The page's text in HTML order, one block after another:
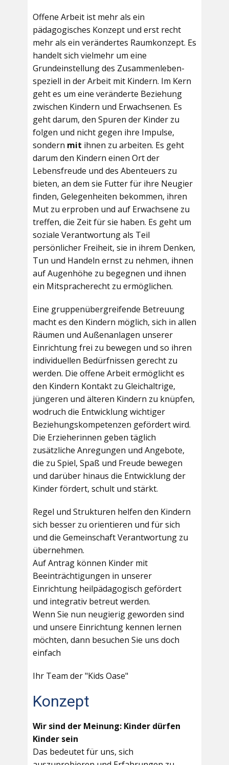
Offene Arbeit ist mehr als ein
pädagogisches Konzept und erst recht
mehr als ein verändertes Raumkonzept. Es
handelt sich vielmehr um eine
Grundeinstellung des Zusammenleben-
speziell in der Arbeit mit Kindern. Im Kern
geht es um eine veränderte Beziehung
zwischen Kindern und Erwachsenen. Es
geht darum, den Spuren der Kinder zu
folgen und nicht gegen ihre Impulse,
sondern mit ihnen zu arbeiten. Es geht
darum den Kindern einen Ort der
Lebensfreude und des Abenteuers zu
bieten, an dem sie Futter für ihre Neugier
finden, Gelegenheiten bekommen, ihren
Mut zu erproben und auf Erwachsene zu
treffen, die Zeit für sie haben. Es geht um
soziale Verantwortung als Teil
persönlicher Freiheit, sie in ihrem Denken,
Tun und Handeln ernst zu nehmen, ihnen
auf Augenhöhe zu begegnen und ihnen
ein Mitspracherecht zu ermöglichen.
Eine gruppenübergreifende Betreuung
macht es den Kindern möglich, sich in allen
Räumen und Außenanlagen unserer
Einrichtung frei zu bewegen und so ihren
individuellen Bedürfnissen gerecht zu
werden. Die offene Arbeit ermöglicht es
den Kindern Kontakt zu Gleichaltrige,
jüngeren und älteren Kindern zu knüpfen,
wodruch die Entwicklung wichtiger
Beziehungskompetenzen gefördert wird.
Die Erzieherinnen geben täglich
zusätzliche Anregungen und Angebote,
die zu Spiel, Spaß und Freude bewegen
und darüber hinaus die Entwicklung der
Kinder fördert, schult und stärkt.
Regel und Strukturen helfen den Kindern
sich besser zu orientieren und für sich
und die Gemeinschaft Verantwortung zu
übernehmen.
Auf Antrag können Kinder mit
Beeinträchtigungen in unserer
Einrichtung heilpädagogisch gefördert
und integrativ betreut werden.
Wenn Sie nun neugierig geworden sind
und unsere Einrichtung kennen lernen
möchten, dann besuchen Sie uns doch
einfach
Ihr Team der "Kids Oase"
Konzept
Wir sind der Meinung: Kinder dürfen
Kinder sein
Das bedeutet für uns, sich